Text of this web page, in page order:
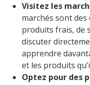
Visitez les
marchés sont
produits frais, de
discuter
apprendre
et les produits
Optez pour des